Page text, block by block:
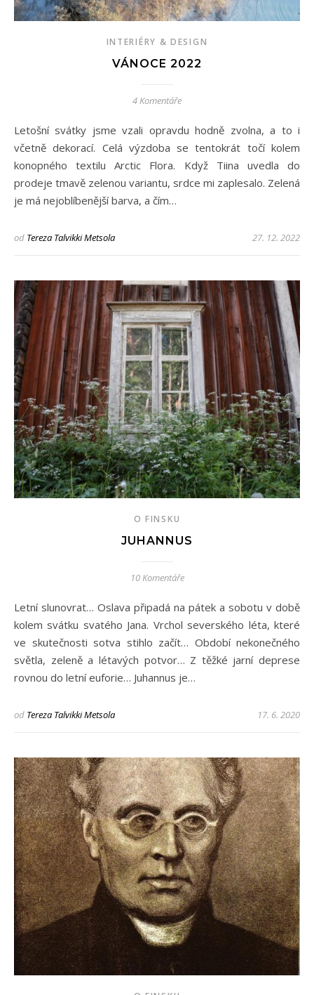
INTERIÉRY & DESIGN
VÁNOCE 2022
4 Komentáře
Letošní svátky jsme vzali opravdu hodně zvolna, a to i
včetně dekorací. Celá výzdoba se tentokrát točí kolem
konopného textilu Arctic Flora. Když Tiina uvedla do
prodeje tmavě zelenou variantu, srdce mi zaplesalo. Zelená
je má nejoblíbenější barva, a čím…
od Tereza Talvikki Metsola 27. 12. 2022
O FINSKU
JUHANNUS
10 Komentáře
Letní slunovrat… Oslava připadá na pátek a sobotu v době
kolem svátku svatého Jana. Vrchol severského léta, které
ve skutečnosti sotva stihlo začít… Období nekonečného
světla, zeleně a létavých potvor… Z těžké jarní deprese
rovnou do letní euforie… Juhannus je…
od Tereza Talvikki Metsola 17. 6. 2020